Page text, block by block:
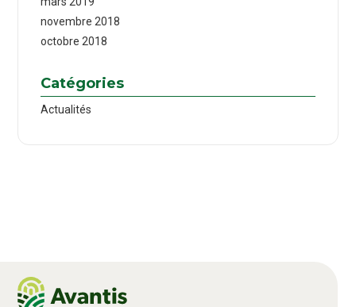
novembre 2018
octobre 2018
Catégories
Actualités